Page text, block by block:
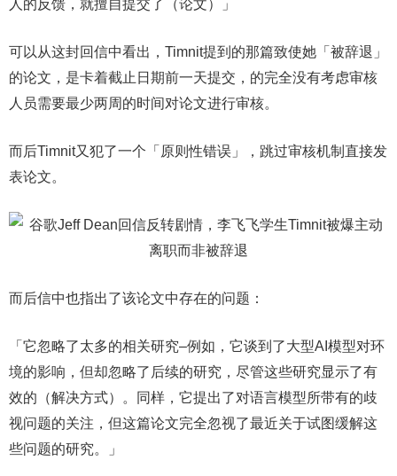
人的反馈，就擅自提交了（论文）」
可以从这封回信中看出，Timnit提到的那篇致使她「被辞退」
的论文，是卡着截止日期前一天提交，的完全没有考虑审核
人员需要最少两周的时间对论文进行审核。
而后Timnit又犯了一个「原则性错误」，跳过审核机制直接发
表论文。
而后信中也指出了该论文中存在的问题：
「它忽略了太多的相关研究–例如，它谈到了大型AI模型对环
境的影响，但却忽略了后续的研究，尽管这些研究显示了有
效的（解决方式）。同样，它提出了对语言模型所带有的歧
视问题的关注，但这篇论文完全忽视了最近关于试图缓解这
些问题的研究。」